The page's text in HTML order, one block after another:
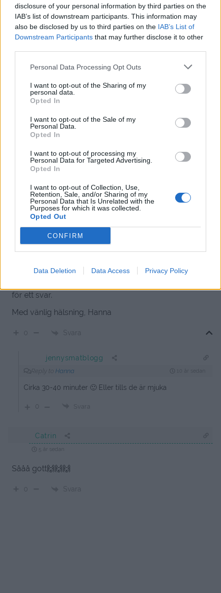
disclosure of your personal information by third parties on the
IAB’s list of downstream participants. This information may
also be disclosed by us to third parties on the IAB’s List of
Downstream Participants that may further disclose it to other
Personal Data Processing Opt Outs
I want to opt-out of the Sharing of my
personal data.
Opted In
I want to opt-out of the Sale of my
Personal Data.
Opted In
I want to opt-out of processing my
Personal Data for Targeted Advertising.
Opted In
I want to opt-out of Collection, Use,
Retention, Sale, and/or Sharing of my
Personal Data that Is Unrelated with the
Purposes for which it was collected.
Opted Out
CONFIRM
Data Deletion Data Access Privacy Policy
isåfall 🙂
0 Svara
Hanna Kjellberg
10 år sedan
Hej Jenny!
Tack för en underbar blogg med en massa goda och
och jag undrade bara hur länge potatisen ska vara i
ugnen? Tacksam för svar. ☺️
Med vänlig hälsning, Hanna
Hanna
10 år sedan
Hej Jenny!
Tack för en jätte bra blogg med många härliga recept.
ugnen? Det stod nämligen inte i receptet. Jag ska göra
för ett svar.
Med vänlig hälsning, Hanna
0 Svara
jennysmatblogg
Hanna
Cirka 30-40 minuter 🙂 Eller tills de är mjuka
0 Svara
Catrin
Sååå gott🙌🙌🙌
0 Svara